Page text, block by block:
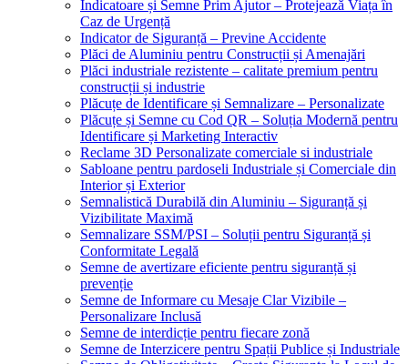
Indicatoare și Semne Prim Ajutor – Protejează Viața în
Caz de Urgență
Indicator de Siguranță – Previne Accidente
Plăci de Aluminiu pentru Construcții și Amenajări
Plăci industriale rezistente – calitate premium pentru
construcții și industrie
Plăcuțe de Identificare și Semnalizare – Personalizate
Plăcuțe și Semne cu Cod QR – Soluția Modernă pentru
Identificare și Marketing Interactiv
Reclame 3D Personalizate comerciale si industriale
Sabloane pentru pardoseli Industriale și Comerciale din
Interior și Exterior
Semnalistică Durabilă din Aluminiu – Siguranță și
Vizibilitate Maximă
Semnalizare SSM/PSI – Soluții pentru Siguranță și
Conformitate Legală
Semne de avertizare eficiente pentru siguranță și
prevenție
Semne de Informare cu Mesaje Clar Vizibile –
Personalizare Inclusă
Semne de interdicție pentru fiecare zonă
Semne de Interzicere pentru Spații Publice și Industriale